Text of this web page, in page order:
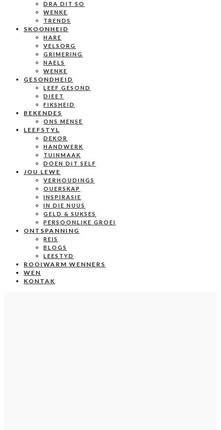
DRA DIT SO
WENKE
TRENDS
SKOONHEID
HARE
VELSORG
GRIMERING
NAELS
WENKE
GESONDHEID
LEEF GESOND
DIEET
FIKSHEID
BEKENDES
ONS MENSE
LEEFSTYL
DEKOR
HANDWERK
TUINMAAK
DOEN DIT SELF
JOU LEWE
VERHOUDINGS
OUERSKAP
INSPIRASIE
IN DIE NUUS
GELD & SUKSES
PERSOONLIKE GROEI
ONTSPANNING
REIS
BLOGS
LEESTYD
ROOIWARM WENNERS
WEN
KONTAK